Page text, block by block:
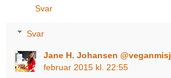
Svar
Svar
Jane H. Johansen
februar 2015 kl. 22:55